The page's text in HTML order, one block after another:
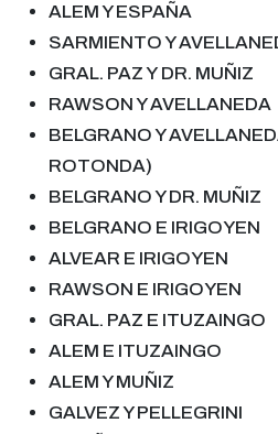
ALEM Y ESPAÑA
SARMIENTO Y
GRAL. PAZ Y DR. MUÑIZ
RAWSON Y AVELLANEDA
BELGRANO Y
ROTONDA)
BELGRANO Y DR. MUÑIZ
BELGRANO E IRIGOYEN
ALVEAR E IRIGOYEN
RAWSON E IRIGOYEN
GRAL. PAZ E ITUZAINGO
ALEM E ITUZAINGO
ALEM Y MUÑIZ
GALVEZ Y PELLEGRINI